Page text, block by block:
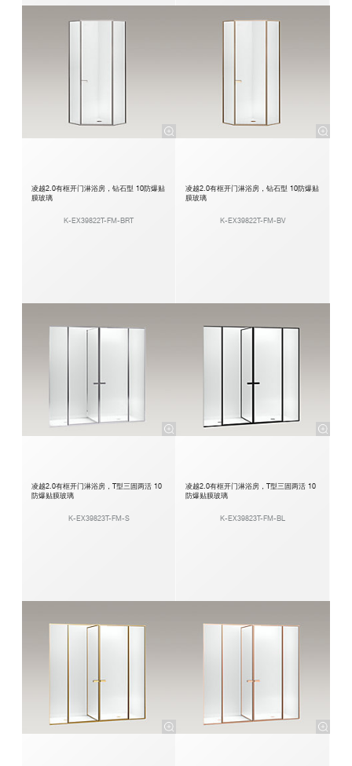
凌越2.0有框开门淋浴房，钻石型 10防爆贴
膜玻璃
K-EX39822T-FM-BRT
凌越2.0有框开门淋浴房，钻石型 10防爆贴
膜玻璃
K-EX39822T-FM-BV
凌越2.0有框开门淋浴房，T型三固两活 10
防爆贴膜玻璃
K-EX39823T-FM-S
凌越2.0有框开门淋浴房，T型三固两活 10
防爆贴膜玻璃
K-EX39823T-FM-BL